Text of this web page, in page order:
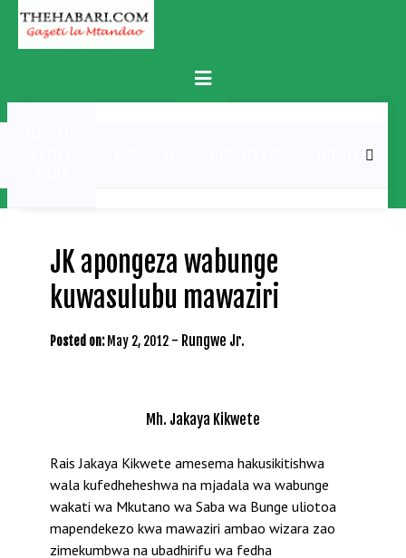
Skip
content
Primary
Menu
MICHEZO
JK apongeza wabunge
kuwasulubu mawaziri
Posted on: May 2, 2012 - Rungwe Jr.
Mh. Jakaya Kikwete
Rais Jakaya Kikwete amesema hakusikitishwa
wala kufedheheshwa na mjadala wa wabunge
wakati wa Mkutano wa Saba wa Bunge uliotoa
mapendekezo kwa mawaziri ambao wizara zao
zimekumbwa na ubadhirifu wa fedha